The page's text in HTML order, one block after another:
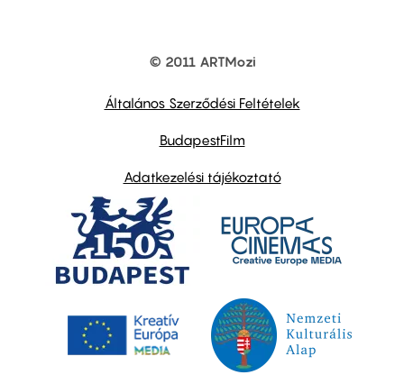
© 2011 ARTMozi
Általános Szerződési Feltételek
BudapestFilm
Adatkezelési tájékoztató